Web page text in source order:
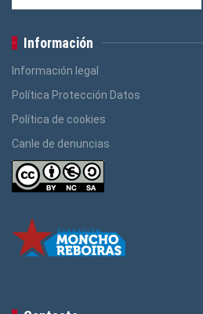
Información
Información legal
Política Protección Datos
Política de cookies
Canle de denuncias